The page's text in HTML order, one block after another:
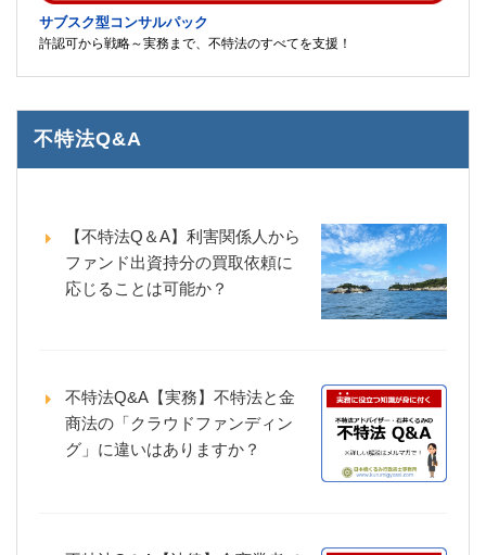
サブスク型コンサルパック
許認可から戦略～実務まで、不特法のすべてを支援！
不特法Q&A
【不特法Q＆A】利害関係人から
ファンド出資持分の買取依頼に
応じることは可能か？
不特法Q&A【実務】不特法と金
商法の「クラウドファンディン
グ」に違いはありますか？